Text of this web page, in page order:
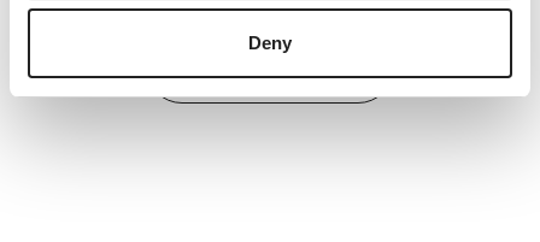
Deny